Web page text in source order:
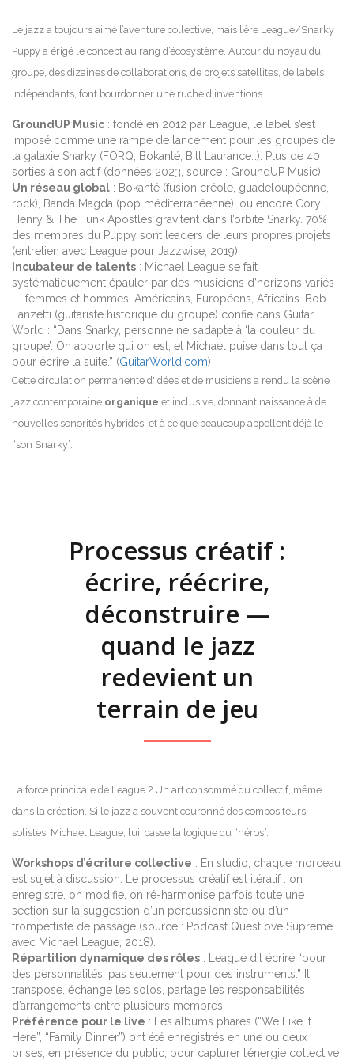
Le jazz a toujours aimé l’aventure collective, mais l’ère League/Snarky
Puppy a érigé le concept au rang d’écosystème. Autour du noyau du
groupe, des dizaines de collaborations, de projets satellites, de labels
indépendants, font bourdonner une ruche d’inventions.
GroundUP Music : fondé en 2012 par League, le label s’est
imposé comme une rampe de lancement pour les groupes de
la galaxie Snarky (FORQ, Bokanté, Bill Laurance…). Plus de 40
sorties à son actif (données 2023, source : GroundUP Music).
Un réseau global : Bokanté (fusion créole, guadeloupéenne,
rock), Banda Magda (pop méditerranéenne), ou encore Cory
Henry & The Funk Apostles gravitent dans l’orbite Snarky. 70%
des membres du Puppy sont leaders de leurs propres projets
(entretien avec League pour Jazzwise, 2019).
Incubateur de talents : Michael League se fait
systématiquement épauler par des musiciens d’horizons variés
— femmes et hommes, Américains, Européens, Africains. Bob
Lanzetti (guitariste historique du groupe) confie dans Guitar
World : “Dans Snarky, personne ne s’adapte à ‘la couleur du
groupe’. On apporte qui on est, et Michael puise dans tout ça
pour écrire la suite.” (GuitarWorld.com)
Cette circulation permanente d'idées et de musiciens a rendu la scène
jazz contemporaine organique et inclusive, donnant naissance à de
nouvelles sonorités hybrides, et à ce que beaucoup appellent déjà le
“son Snarky”.
Processus créatif :
écrire, réécrire,
déconstruire —
quand le jazz
redevient un
terrain de jeu
La force principale de League ? Un art consommé du collectif, même
dans la création. Si le jazz a souvent couronné des compositeurs-
solistes, Michael League, lui, casse la logique du “héros”.
Workshops d’écriture collective : En studio, chaque morceau
est sujet à discussion. Le processus créatif est itératif : on
enregistre, on modifie, on ré-harmonise parfois toute une
section sur la suggestion d’un percussionniste ou d’un
trompettiste de passage (source : Podcast Questlove Supreme
avec Michael League, 2018).
Répartition dynamique des rôles : League dit écrire “pour
des personnalités, pas seulement pour des instruments.” Il
transpose, échange les solos, partage les responsabilités
d’arrangements entre plusieurs membres.
Préférence pour le live : Les albums phares (“We Like It
Here”, “Family Dinner”) ont été enregistrés en une ou deux
prises, en présence du public, pour capturer l’énergie collective